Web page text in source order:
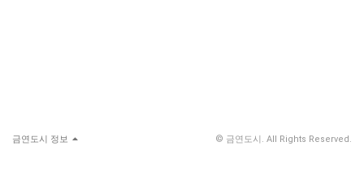
금연도시 정보 © 금연도시. All Rights Reserved.